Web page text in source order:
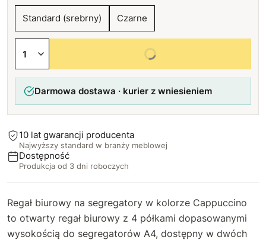
Standard (srebrny) Czarne
Wybierz wszystkie opcje
Darmowa dostawa · kurier z wniesieniem
10 lat gwarancji producenta
Najwyższy standard w branży meblowej
Dostępność
Produkcja od 3 dni roboczych
Regał biurowy na segregatory w kolorze Cappuccino
to otwarty regał biurowy z 4 półkami dopasowanymi
wysokością do segregatorów A4, dostępny w dwóch